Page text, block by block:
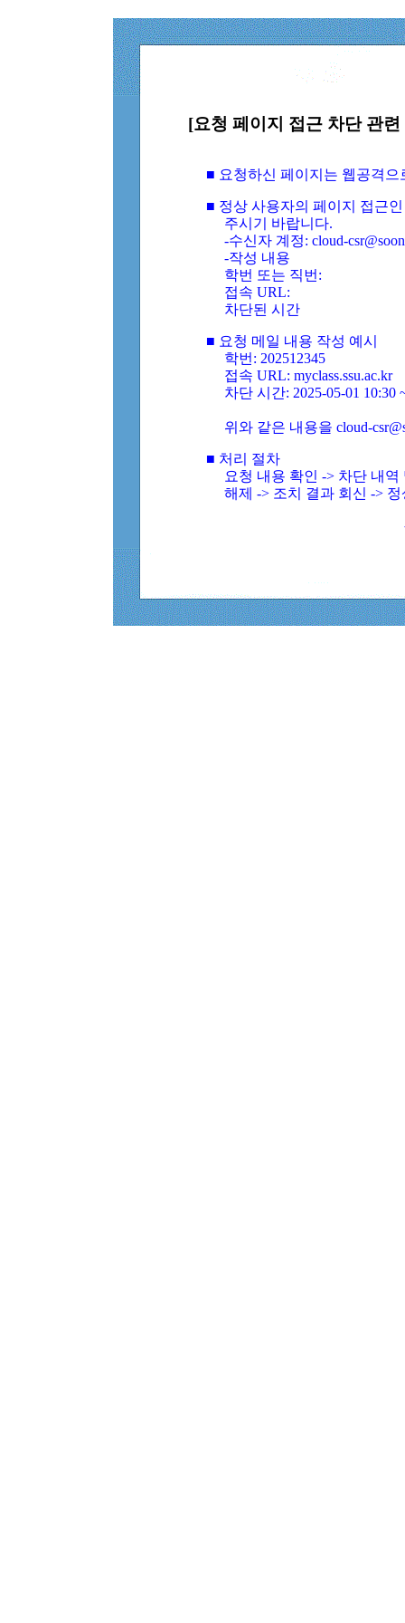
[요청 페이지 접근 차단 관
■ 요청하신 페이지는 웹공격
■ 정상 사용자의 페이지 접근
주시기 바랍니다.
-수신자 계정: cloud-
-작성 내용
학번 또는 직번:
접속 URL:
차단된 시간
■ 요청 메일 내용 작성 예시
학번: 202512345
접속 URL: myclass.ssu.ac.kr
차단 시간: 2025-05-01 10:30
위와 같은 내용을 cloud-
■ 처리 절차
요청 내용 확인 -> 차단 내
해제 -> 조치 결과 회신 ->